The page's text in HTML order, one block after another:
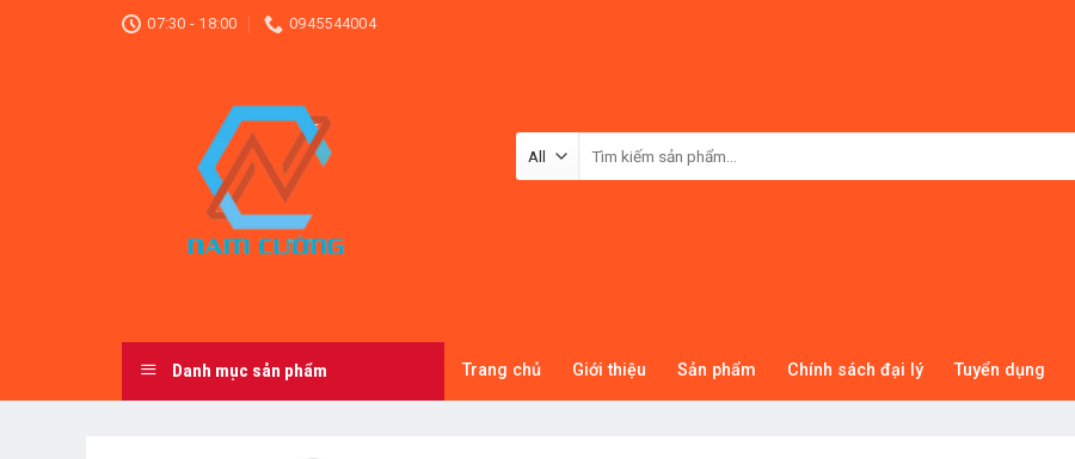
07:30 - 18:00 0945544004
Danh mục sản phẩm Trang chủ Giới thiệu Sản phẩm Chính sách đại lý Tuyển dụng